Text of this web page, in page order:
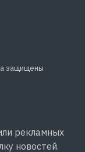
защищены
рекламных
новостей.